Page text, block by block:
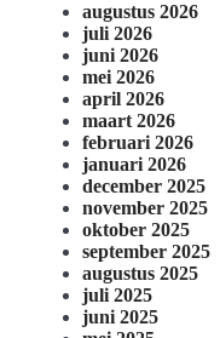
augustus 2026
juli 2026
juni 2026
mei 2026
april 2026
maart 2026
februari 2026
januari 2026
december 2025
november 2025
oktober 2025
september 2025
augustus 2025
juli 2025
juni 2025